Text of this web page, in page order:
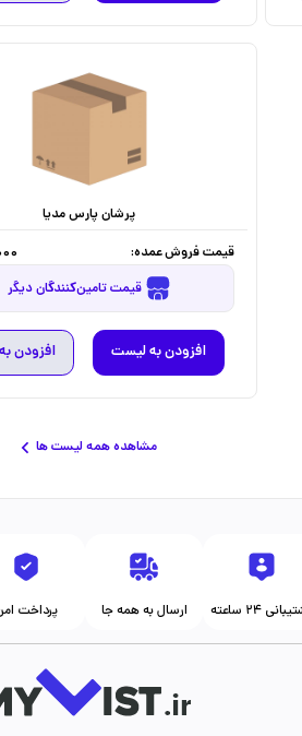
پرشان پارس مدیا
قیمت فروش عمده:
قیمت تامین‌کنندگان دیگر
افزودن به لیست افزودن
مشاهده همه لیست ها
پرداخت ارسال به همه جا ۲۴ ساعته